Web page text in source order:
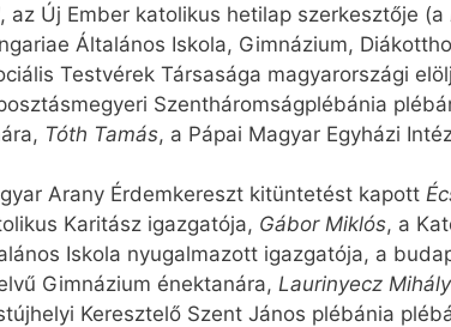
, az Új Ember katolikus hetilap szerkesztője (a
Általános Iskola, Gimnázium,
Testvérek Társasága magyarországi
Szentháromságplébánia
Tóth Tamás, a Pápai Magyar Egyházi
Arany Érdemkereszt kitüntetést kapott
Karitász igazgatója, Gábor Miklós, a
Iskola nyugalmazott igazgatója, a
Gimnázium énektanára, Laurinyecz Mihály
Keresztelő Szent János plébánia